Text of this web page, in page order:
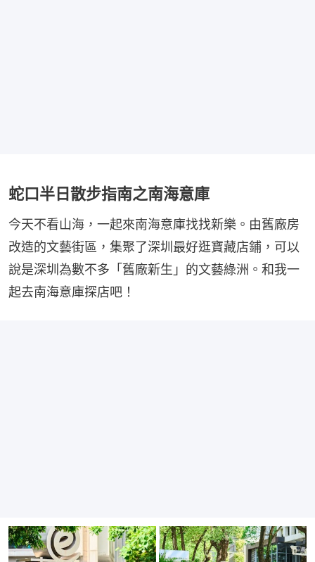
蛇口半日散步指南之南海意庫
今天不看山海，一起來南海意庫找找新樂。由舊廠房
改造的文藝街區，集聚了深圳最好逛寶藏店鋪，可以
說是深圳為數不多「舊廠新生」的文藝綠洲。和我一
起去南海意庫探店吧！